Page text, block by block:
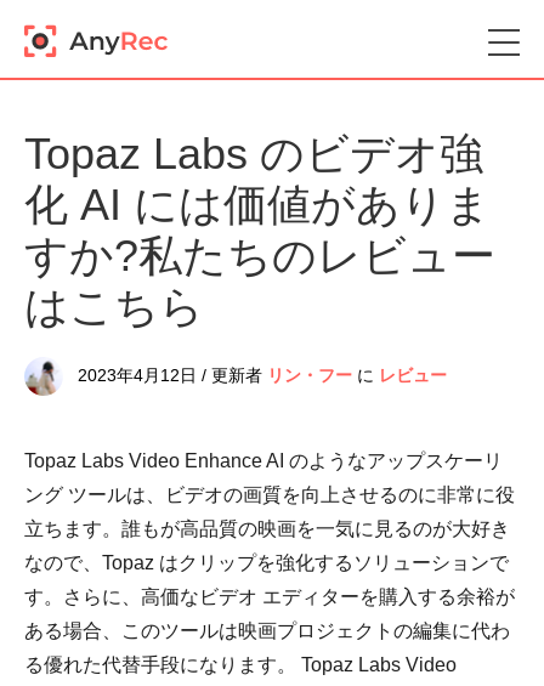
Topaz Labs のビデオ強
化 AI には価値がありま
すか?私たちのレビュー
はこちら
2023年4月12日 / 更新者 リン・フー に レビュー
Topaz Labs Video Enhance AI のようなアップスケーリ
ング ツールは、ビデオの画質を向上させるのに非常に役
立ちます。誰もが高品質の映画を一気に見るのが大好き
なので、Topaz はクリップを強化するソリューションで
す。さらに、高価なビデオ エディターを購入する余裕が
ある場合、このツールは映画プロジェクトの編集に代わ
る優れた代替手段になります。 Topaz Labs Video